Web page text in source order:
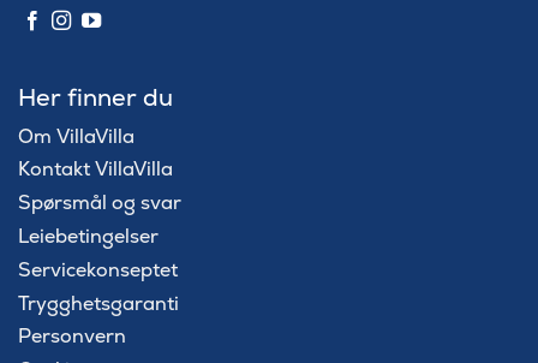
Her finner du
Om VillaVilla
Kontakt VillaVilla
Spørsmål og svar
Leiebetingelser
Servicekonseptet
Trygghetsgaranti
Personvern